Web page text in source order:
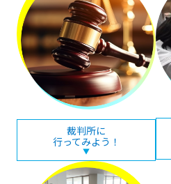
裁判所に
行ってみよう！
▼